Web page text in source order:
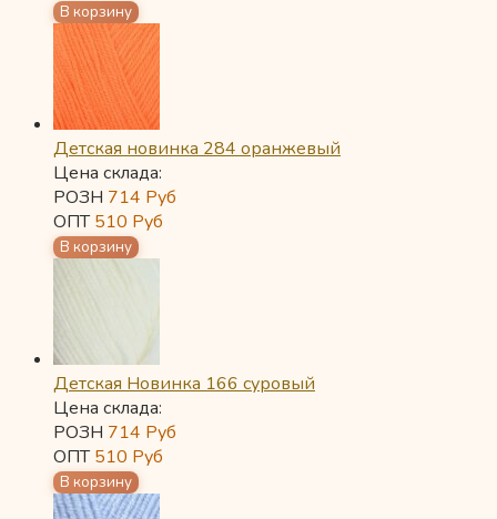
Детская новинка 284 оранжевый
Цена склада:
РОЗН 714 Руб
ОПТ510 Руб
Детская Новинка 166 суровый
Цена склада:
РОЗН 714 Руб
ОПТ510 Руб